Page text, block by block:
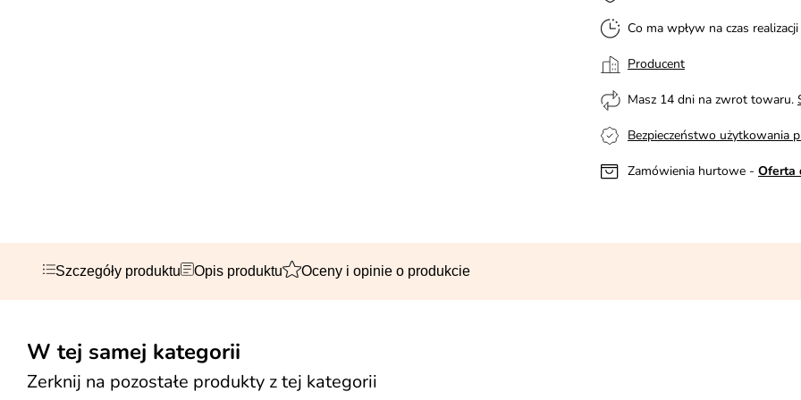
Co ma wpływ na czas
Producent
Masz 14 dni na zwrot towaru.
Bezpieczeństwo użytkowania
Zamówienia hurtowe - Oferta
Szczegóły produktu Opis produktu Oceny i opinie o produkcie
W tej samej kategorii
Zerknij na pozostałe produkty z tej kategorii